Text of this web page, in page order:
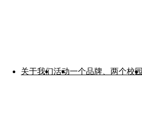
关于我们活动一个品牌、两个校园